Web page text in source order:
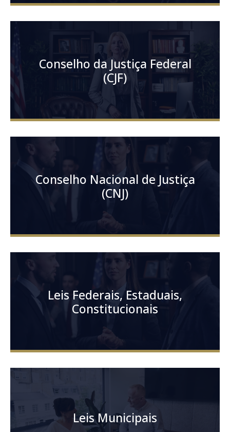
Conselho da Justiça Federal
(CJF)
Conselho Nacional de Justiça
(CNJ)
Leis Federais, Estaduais,
Constitucionais
Leis Municipais